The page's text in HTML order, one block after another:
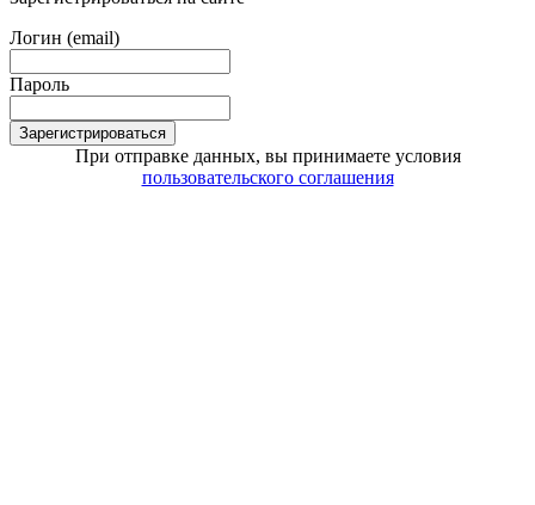
Логин (email)
Пароль
Зарегистрироваться
При отправке данных, вы принимаете условия
пользовательского соглашения